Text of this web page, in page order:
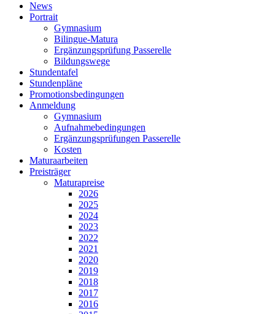
News
Portrait
Gymnasium
Bilingue-Matura
Ergänzungsprüfung Passerelle
Bildungswege
Stundentafel
Stundenpläne
Promotionsbedingungen
Anmeldung
Gymnasium
Aufnahmebedingungen
Ergänzungsprüfungen Passerelle
Kosten
Maturaarbeiten
Preisträger
Maturapreise
2026
2025
2024
2023
2022
2021
2020
2019
2018
2017
2016